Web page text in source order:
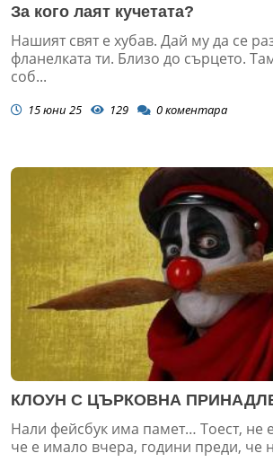
За кого лаят кучетата?
Нашият свят е хубав. Дай му да се
фланелката ти. Близо до сърцето.
соб...
15 юни 25 129 0коментара
КЛОУН С ЦЪРКОВНА
Нали фейсбук има памет… Тоест, не
че е имало вчера, години преди, че